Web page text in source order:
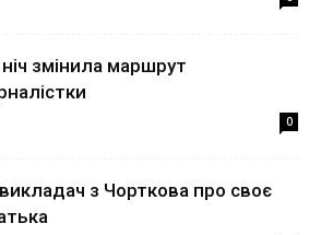
змінила маршрут
0
з Чорткова про своє